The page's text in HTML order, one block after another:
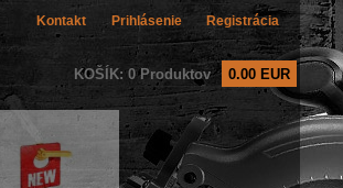
Kontakt Prihlásenie Registrácia
KOŠÍK: 0 Produktov 0.00 EUR